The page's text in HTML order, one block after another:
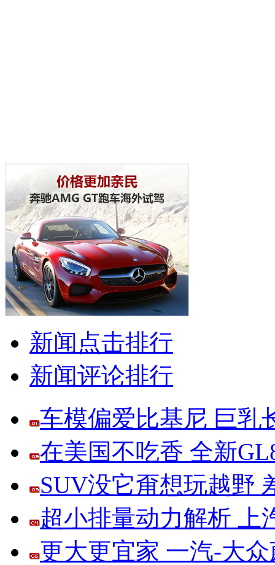
新闻点击排行
新闻评论排行
车模偏爱比基尼 巨乳
在美国不吃香 全新
SUV没它甭想玩越野
超小排量动力解析 上
更大更宜家 一汽-大